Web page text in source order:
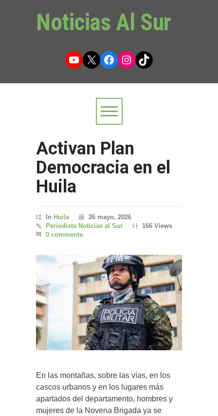
Noticias Al Sur
YouTube
X Facebook
Instagram
TikTok
Activan Plan
Democracia en el
Huila
In Huila
26 mayo, 2026
Periodista Noticias al Sur
166 Views
0 comments
En las montañas, sobre las vías, en los
cascos urbanos y en los lugares más
apartados del departamento, hombres y
mujeres de la Novena Brigada ya se